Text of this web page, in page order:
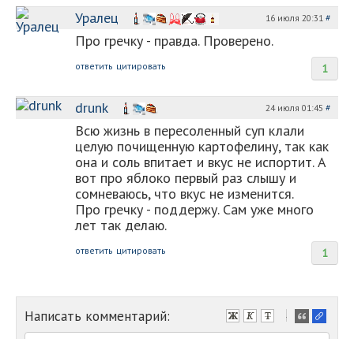
Уралец 16 июля 20:31 #
Про гречку - правда. Проверено.
1
ответить цитировать
drunk 24 июля 01:45 #
Всю жизнь в пересоленный суп клали
целую почищенную картофелину, так как
она и соль впитает и вкус не испортит. А
вот про яблоко первый раз слышу и
сомневаюсь, что вкус не изменится.
Про гречку - поддержу. Сам уже много
лет так делаю.
1
ответить цитировать
Написать комментарий:
-
-